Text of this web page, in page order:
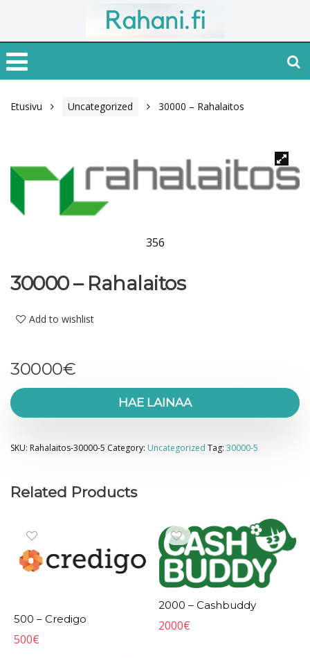
Etusivu Uncategorized 30000 – Rahalaitos
356
30000 – Rahalaitos
Add to wishlist
30000€
HAE LAINAA
SKU: Rahalaitos-30000-5 Category: Uncategorized Tag: 30000-5
Related Products
500 – Credigo
500€
2000 – Cashbuddy
2000€